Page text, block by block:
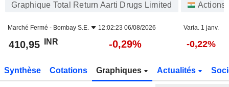
Graphique Total Return Aarti Drugs Limited Actions
Marché Fermé - Bombay S.E. 12:02:23 06/08/2026 Varia. 1 janv.
410,95 INR -0,29% -0,22%
Synthèse Cotations Graphiques Actualités